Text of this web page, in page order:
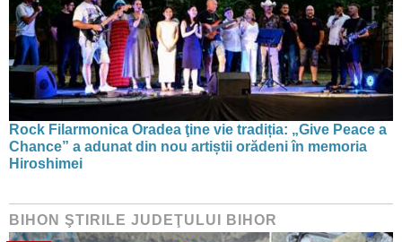
Rock Filarmonica Oradea ţine vie tradiția: „Give Peace a
Chance” a adunat din nou artiștii orădeni în memoria
Hiroshimei
BIHON ŞTIRILE JUDEŢULUI BIHOR